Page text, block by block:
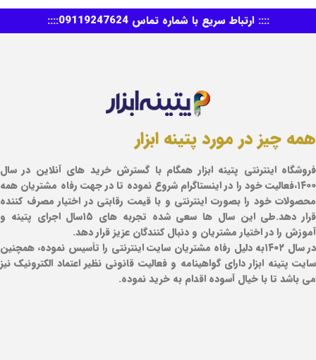
:::: ارتباط سریع با شماره تماس 09119247624::::
همه چیز در مورد پتینه ابزار
فروشگاه اینترنتی پتینه ابزار همگام با گسترش خرید های آنلاین در سال
۱۴۰۰،فعالیت خود را در اینستاگرام شروع نموده تا در جهت رفاه مشتریان همه
محصولات خود را بصورت اینترنتی و با قیمت رقابتی در اختیار مصرف کننده
قرار دهد.طی این سال ها سعی شده تجربه های ۱۵سال اجرای پتینه و
آموزش را در اختیار مشتریان و دنبال کنندگان عزیز قرار دهد.
در سال ۱۴۰۲به دلیل رفاه مشتریان سایت اینترنتی را تأسیس نموده، همچنین
سایت پتینه ابزار دارای گواهینامه و فعالیت قانونی نظیر اعتماد الکترونیک نیز
می باشد تا با خیال آسوده اقدام به خرید نموده.